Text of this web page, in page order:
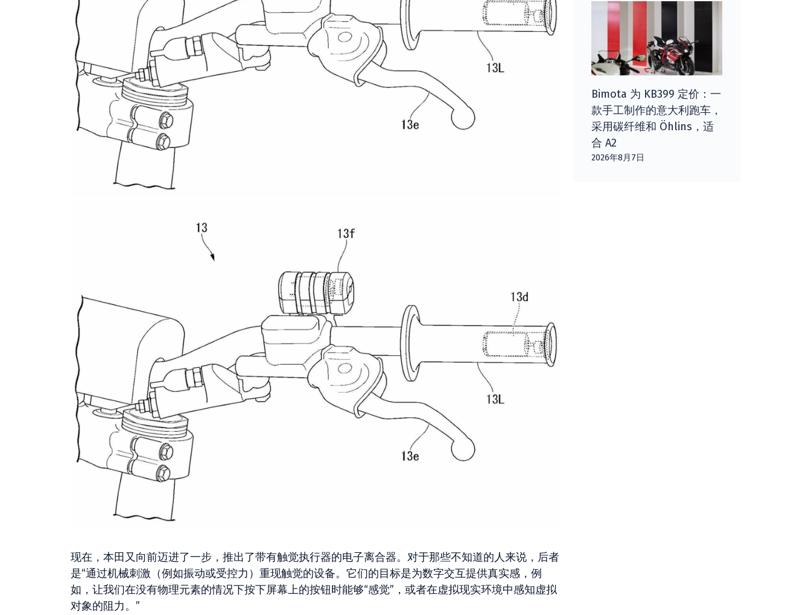
现在，本田又向前迈进了一步，推出了带有触觉执行器的电子离合器。对于那些不知道的人来说，后者
是“通过机械刺激（例如振动或受控力）重现触觉的设备。它们的目标是为数字交互提供真实感，例
如，让我们在没有物理元素的情况下按下屏幕上的按钮时能够“感觉”，或者在虚拟现实环境中感知虚拟
对象的阻力。”
Bimota 为 KB399 定价：一
款手工制作的意大利跑车，
采用碳纤维和 Öhlins，适
合 A2
2026年8月7日